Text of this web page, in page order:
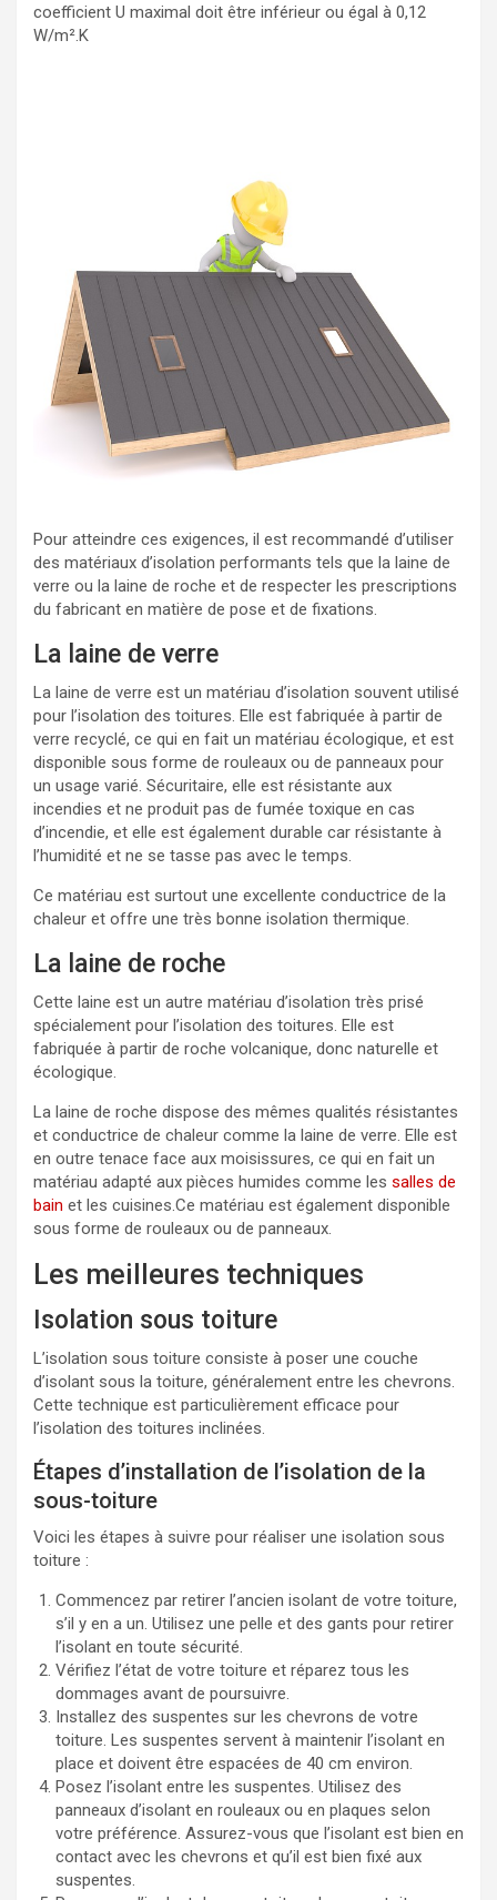
coefficient U maximal doit être inférieur ou égal à 0,12
W/m².K
Pour atteindre ces exigences, il est recommandé d’utiliser
des matériaux d’isolation performants tels que la laine de
verre ou la laine de roche et de respecter les prescriptions
du fabricant en matière de pose et de fixations.
La laine de verre
La laine de verre est un matériau d’isolation souvent utilisé
pour l’isolation des toitures. Elle est fabriquée à partir de
verre recyclé, ce qui en fait un matériau écologique, et est
disponible sous forme de rouleaux ou de panneaux pour
un usage varié. Sécuritaire, elle est résistante aux
incendies et ne produit pas de fumée toxique en cas
d’incendie, et elle est également durable car résistante à
l’humidité et ne se tasse pas avec le temps.
Ce matériau est surtout une excellente conductrice de la
chaleur et offre une très bonne isolation thermique.
La laine de roche
Cette laine est un autre matériau d’isolation très prisé
spécialement pour l’isolation des toitures. Elle est
fabriquée à partir de roche volcanique, donc naturelle et
écologique.
La laine de roche dispose des mêmes qualités résistantes
et conductrice de chaleur comme la laine de verre. Elle est
en outre tenace face aux moisissures, ce qui en fait un
matériau adapté aux pièces humides comme les salles de
bain et les cuisines.Ce matériau est également disponible
sous forme de rouleaux ou de panneaux.
Les meilleures techniques
Isolation sous toiture
L’isolation sous toiture consiste à poser une couche
d’isolant sous la toiture, généralement entre les chevrons.
Cette technique est particulièrement efficace pour
l’isolation des toitures inclinées.
Étapes d’installation de l’isolation de la
sous-toiture
Voici les étapes à suivre pour réaliser une isolation sous
toiture :
Commencez par retirer l’ancien isolant de votre toiture,
s’il y en a un. Utilisez une pelle et des gants pour retirer
l’isolant en toute sécurité.
Vérifiez l’état de votre toiture et réparez tous les
dommages avant de poursuivre.
Installez des suspentes sur les chevrons de votre
toiture. Les suspentes servent à maintenir l’isolant en
place et doivent être espacées de 40 cm environ.
Posez l’isolant entre les suspentes. Utilisez des
panneaux d’isolant en rouleaux ou en plaques selon
votre préférence. Assurez-vous que l’isolant est bien en
contact avec les chevrons et qu’il est bien fixé aux
suspentes.